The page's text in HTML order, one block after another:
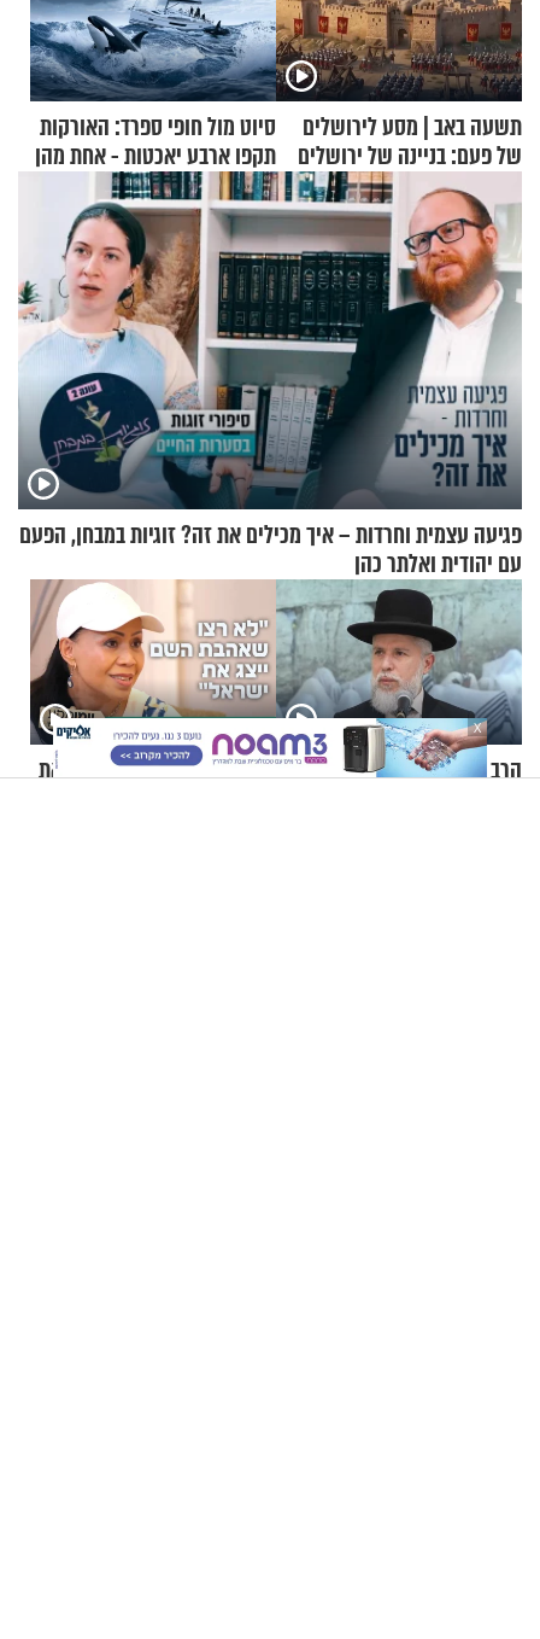
תשעה באב | מסע לירושלים
של פעם: בניינה של ירושלים
סיוט מול חופי ספרד: האורקות
תקפו ארבע יאכטות - אחת מהן
טבעה
פגיעה עצמית וחרדות – איך מכילים את זה? זוגיות במבחן, הפעם
עם יהודית ואלתר כהן
הרב זמיר כהן - ברכת כהנים:
"לא רצו שאהבת השם ייצג את
X